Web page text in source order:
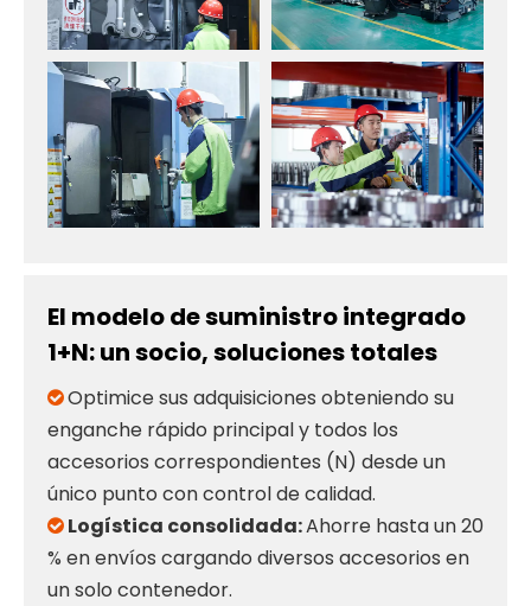
El modelo de suministro integrado
1+N: un socio, soluciones totales
Optimice sus adquisiciones obteniendo su
enganche rápido principal y todos los
accesorios correspondientes (N) desde un
único punto con control de calidad.
 Logística consolidada:Ahorre hasta un 20
% en envíos cargando diversos accesorios en
un solo contenedor.